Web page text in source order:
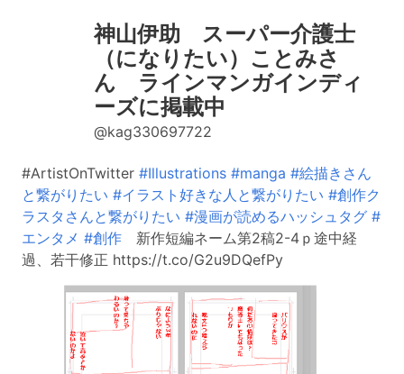
神山伊助 スーパー介護士
（になりたい）ことみさ
ん ラインマンガインディ
ーズに掲載中
@kag330697722
#ArtistOnTwitter #Illustrations #manga #絵描きさん
と繋がりたい #イラスト好きな人と繋がりたい #創作ク
ラスタさんと繋がりたい #漫画が読めるハッシュタグ #
エンタメ #創作 新作短編ネーム第2稿2-4ｐ途中経
過、若干修正 https://t.co/G2u9DQefPy